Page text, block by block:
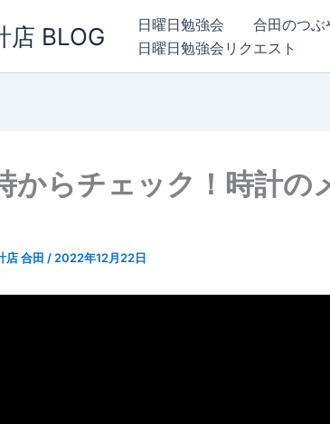
店 BLOG 日曜日勉強会 合田のつぶ
日曜日勉強会リクエスト
からチェック！時計の
店 合田 / 2022年12月22日